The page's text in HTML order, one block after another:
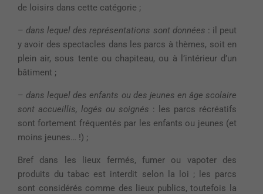
de loisirs dans cette catégorie ;
– dans lequel des représentations sont données : il peut
y avoir des spectacles dans les parcs à thèmes, soit en
plein air, sous tente ou chapiteau, ou à l’intérieur d’un
bâtiment ;
– dans lequel des enfants ou des jeunes en âge scolaire
sont accueillis, logés ou soignés : les parcs récréatifs
sont fortement fréquentés par les enfants ou jeunes (et
moins jeunes… !) ;
Bref dans les lieux fermés, fumer ou vapoter des
produits du tabac est interdit selon la loi ; les parcs
sont considérés comme des lieux publics, toutefois la